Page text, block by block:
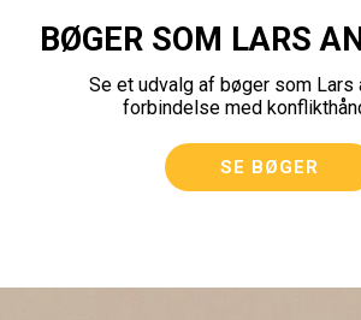
BØGER SOM LARS
Se et udvalg af bøger som Lars
forbindelse med
SE BØGER